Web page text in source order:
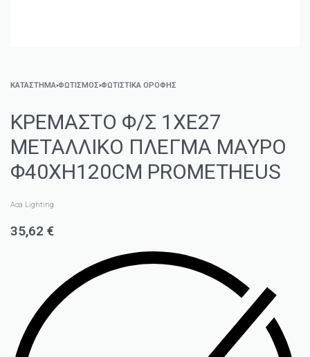
ΚΑΤΑΣΤΗΜΑ›ΦΩΤΙΣΜΌΣ›ΦΩΤΙΣΤΙΚΆ ΟΡΟΦΉΣ
ΚΡΕΜΑΣΤΟ Φ/Σ 1ΧΕ27
ΜΕΤΑΛΛΙΚΟ ΠΛΕΓΜΑ ΜΑΥΡΟ
Φ40ΧΗ120CM PROMETHEUS
Aca Lighting
35,62 €